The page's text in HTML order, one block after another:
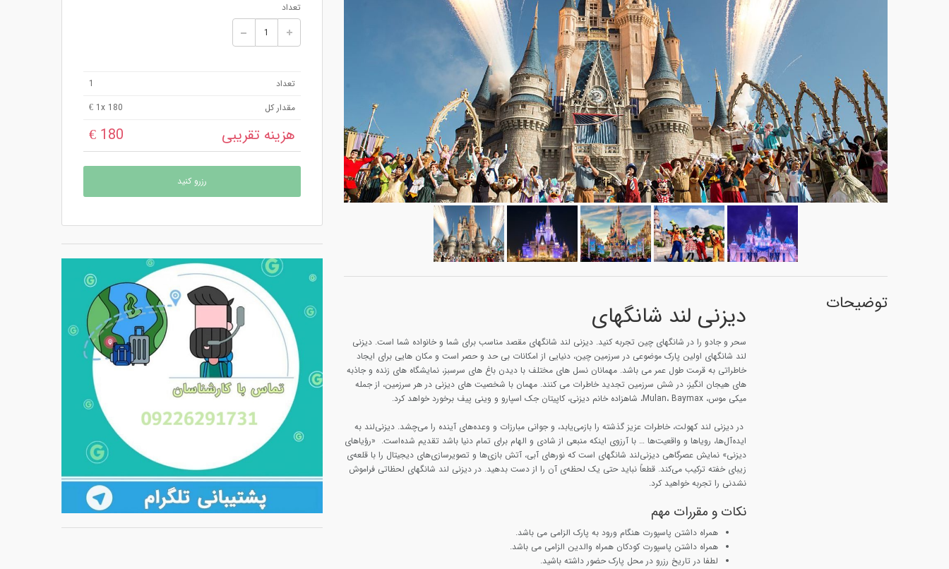
توضیحات دیزنی لند شانگهای
سحر و جادو را در شانگهای چین تجربه کنید. دیزنی لند شانگهای مقصد مناسب برای شما و خانواده شما است. دیزنی
لند شانگهای اولین پارک موضوعی در سرزمین چین، دنیایی از امکانات بی حد و حصر است و مکان هایی برای ایجاد
خاطراتی به قرمت طول عمر می باشد. مهمانان نسل های مختلف با دیدن باغ های سرسبز، نمایشگاه های زنده و جاذبه
های هیجان انگیز، در شش سرزمین تجدید خاطرات می کنند. مهمان با شخصیت های دیزنی در هر سرزمین، از جمله
میکی موس، Mulan، Baymax، شاهزاده خانم دیزنی، کاپیتان جک اسپارو و وینی پیف برخورد خواهد کرد.
در دیزنی لند کهولت، خاطرات عزیز گذشته را بازمی‌یابد، و جوانی مبارزات و وعده‌های آینده را می‌چشد. دیزنی‌لند به
ایده‌آل‌ها، رویاها و واقعیت‌ها … با آرزوی اینکه منبعی از شادی و الهام برای تمام دنیا باشد تقدیم شده‌است. «رؤیاهای
دیزنی» نمایش عصرگاهی دیزنی‌لند شانگهای است که نورهای آبی، آتش بازی‌ها و تصویرسازی‌های دیجیتال را با قلعه‌ی
زیبای خفته ترکیب می‌کند. قطعاً نباید حتی یک لحظه‌ی آن را از دست بدهید. در دیزنی لند شانگهای لحظاتی فراموش
نشدنی را تجربه خواهید کرد.
نکات و مقررات مهم
همراه داشتن پاسپورت هنگام ورود به پارک الزامی می باشد.
همراه داشتن پاسپورت کودکان همراه والدین الزامی می باشد.
لطفا در تاریخ رزرو در محل پارک حضور داشته باشید.
تعداد
تعداد
1
مقدار کل
1x 180 €
هزینه تقریبی 180 €
رزرو کنید